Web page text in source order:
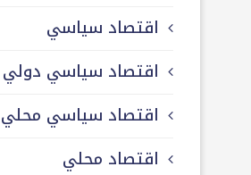
اقتصاد سياسي
اقتصاد سياسي دولي
اقتصاد سياسي محلي
اقتصاد محلي